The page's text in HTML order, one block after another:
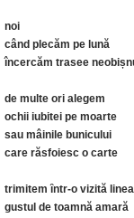
noi
când plecăm pe lună
încercăm trasee
de multe ori alegem
ochii iubitei pe moarte
sau mâinile bunicului
care răsfoiesc o carte
trimitem ȋntr-o vizită
gustul de toamnă amară